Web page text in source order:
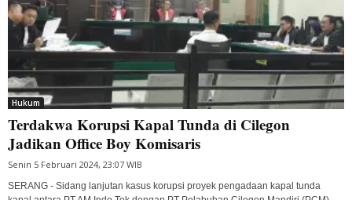
Hukum
Terdakwa Korupsi Kapal Tunda di Cilegon
Jadikan Office Boy Komisaris
Senin 5 Februari 2024, 23:07 WIB
SERANG - Sidang lanjutan kasus korupsi proyek pengadaan kapal tunda